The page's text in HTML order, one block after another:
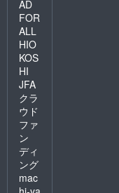
AD
FOR
ALL
HIO
KOS
HI
JFA
クラ
ウド
ファ
ン
ディ
ング
mac